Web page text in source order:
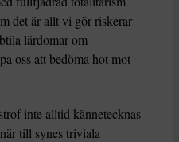
det är allt vi gör riskerar
lärdomar om
oss att bedöma hot mot
inte alltid kännetecknas
till synes triviala